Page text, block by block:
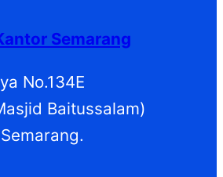
Semarang
No.134E
Baitussalam)